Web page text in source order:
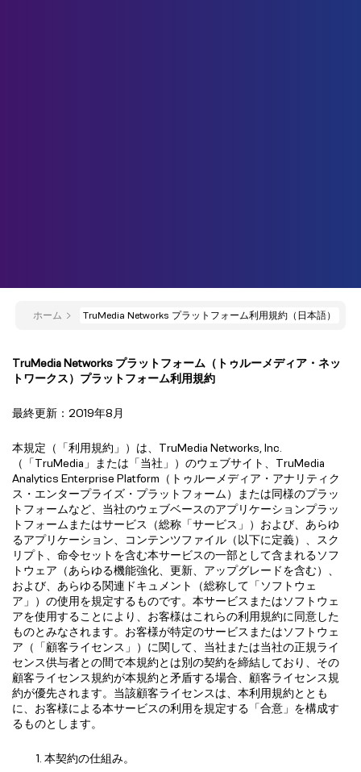
ホーム TruMedia Networks プラットフォーム利用規約（日本語）
TruMedia Networks プラットフォーム （トゥルーメディア・ネッ
トワークス）プラットフォーム利用規約
最終更新：2019年8月
本規定（「利用規約」）は、TruMedia Networks, Inc.
（「TruMedia」または「当社」）のウェブサイト、TruMedia
Analytics Enterprise Platform（トゥルーメディア・アナリティク
ス・エンタープライズ・プラットフォーム）または同様のプラッ
トフォームなど、当社のウェブベースのアプリケーションプラッ
トフォームまたはサービス（総称「サービス」）および、あらゆ
るアプリケーション、コンテンツファイル（以下に定義）、スク
リプト、命令セットを含む本サービスの一部として含まれるソフ
トウェア（あらゆる機能強化、更新、アップグレードを含む）、
および、あらゆる関連ドキュメント（総称して「ソフトウェ
ア」）の使用を規定するものです。本サービスまたはソフトウェ
アを使用することにより、お客様はこれらの利用規約に同意した
ものとみなされます。お客様が特定のサービスまたはソフトウェ
ア（「顧客ライセンス」）に関して、当社または当社の正規ライ
センス供与者との間で本規約とは別の契約を締結しており、その
顧客ライセンス規約が本規約と矛盾する場合、顧客ライセンス規
約が優先されます。当該顧客ライセンスは、本利用規約ととも
に、お客様による本サービスの利用を規定する「合意」を構成す
るものとします。
本契約の仕組み。